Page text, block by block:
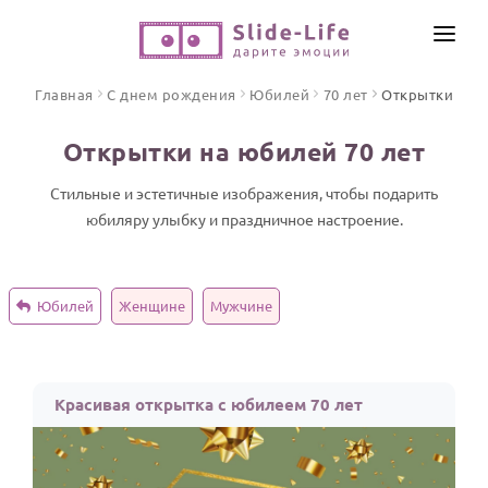
ПО ФОРМАТУ
Видео поздравления
Открытки
Стихи и тексты
С Днем рождения
Юбилей
ИНСТРУМЕНТЫ
ТЕКСТЫ И ИДЕИ
ОТЗЫВЫ
Главная С днем рождения Юбилей 70 лет Открытки
Открытки на юбилей 70 лет
Стильные и эстетичные изображения, чтобы подарить
юбиляру улыбку и праздничное настроение.
Юбилей Женщине Мужчине
Красивая открытка с юбилеем 70 лет